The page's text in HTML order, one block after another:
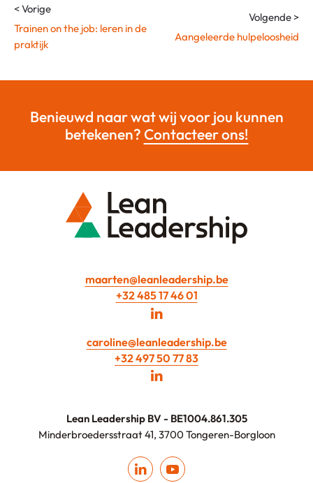
< Vorige
Trainen on the job: leren in de
praktijk
Volgende >
Aangeleerde hulpeloosheid
Benieuwd naar wat wij voor jou kunnen
betekenen?Contacteer ons!
maarten@leanleadership.be
+32 485 17 46 01
caroline@leanleadership.be
+32 497 50 77 83
Lean Leadership BV - BE1004.861.305
Minderbroedersstraat 41, 3700 Tongeren-Borgloon